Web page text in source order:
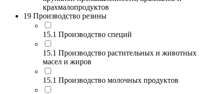
крахмалопродуктов
19 Производство резины
15.1 Производство специй
15.1 Производство растительных и животных
масел и жиров
15.1 Производство молочных продуктов